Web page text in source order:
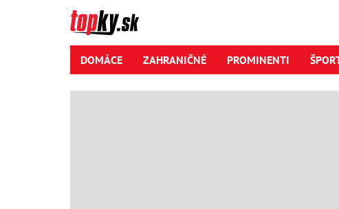
DOMÁCE ZAHRANIČNÉ PROMINENTI